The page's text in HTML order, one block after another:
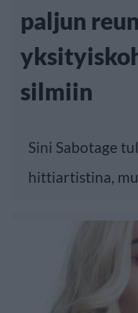
paljun
silmiin
Sini Sabotage
hittiartistina,